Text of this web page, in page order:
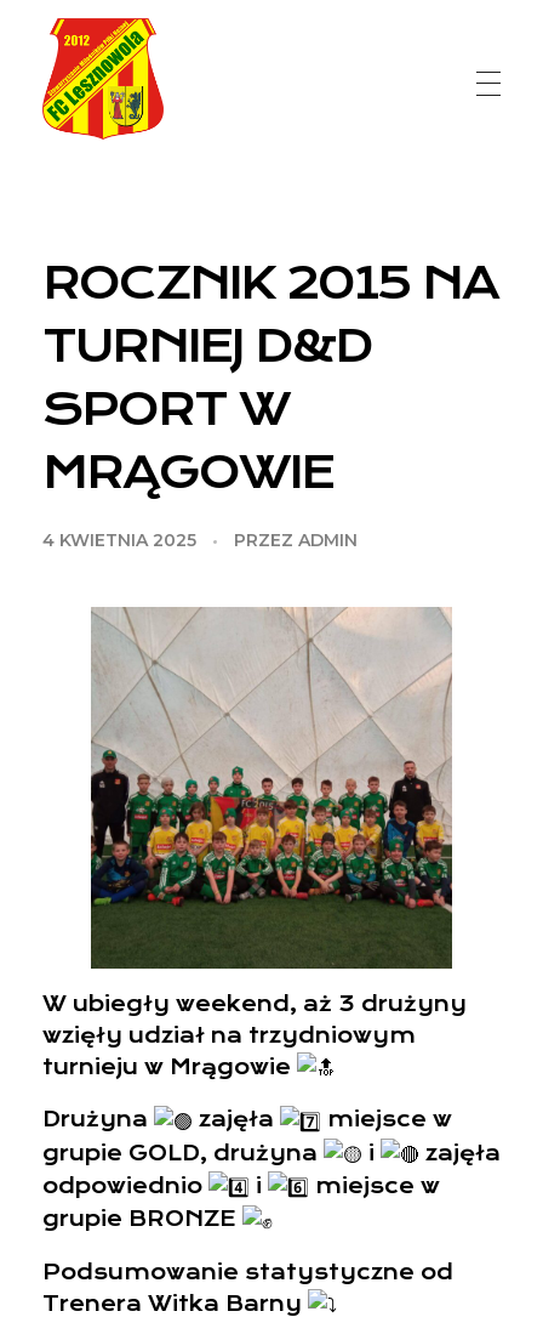
ROCZNIK 2015 NA
TURNIEJ D&D
SPORT W
MRĄGOWIE
4 KWIETNIA 2025 PRZEZ ADMIN
W ubiegły weekend, aż 3 drużyny
wzięły udział na trzydniowym
turnieju w Mrągowie
Drużyna zajęła
miejsce w
grupie GOLD, drużyna
i
zajęła
odpowiednio
i
miejsce w
grupie BRONZE
Podsumowanie statystyczne od
Trenera Witka Barny